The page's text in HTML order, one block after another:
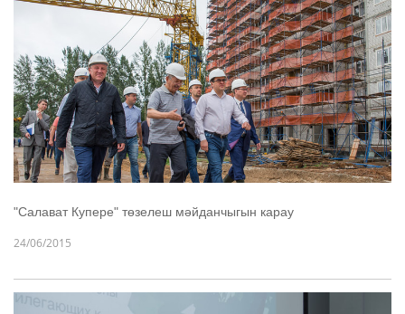
"Салават Купере" төзелеш мәйданчыгын карау
24/06/2015